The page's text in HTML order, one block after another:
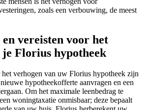
zoals een verbouwing, de meest
vereisten voor het
je Florius hypotheek
verhogen van uw Florius hypotheek zijn
hypotheekofferte aanvragen en een
Om het maximale leenbedrag te
woningtaxatie onmisbaar; deze bepaalt